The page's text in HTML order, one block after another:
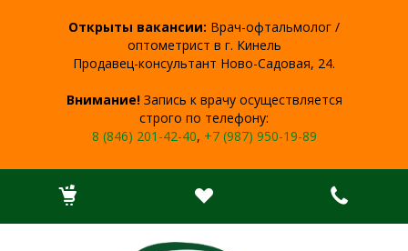
Открыты вакансии: Врач-офтальмолог /
оптометрист в г. Кинель
Продавец-консультант Ново-Садовая, 24.
Внимание!Запись к врачу осуществляется
строго по телефону:
8 (846) 201-42-40, +7 (987) 950-19-89